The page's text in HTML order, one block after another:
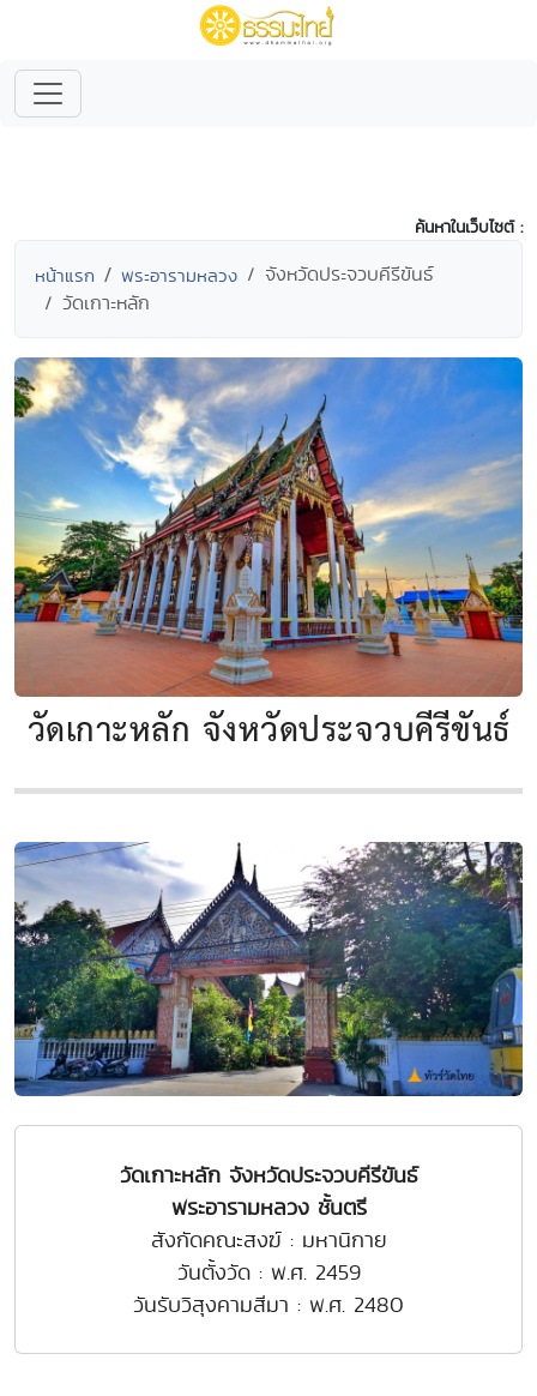
ค้นหาในเว็บไซต์ :
หน้าแรก พระอารามหลวง
จังหวัดประจวบคีรีขันธ์
วัดเกาะหลัก
วัดเกาะหลัก จังหวัดประจวบคีรีขันธ์
วัดเกาะหลัก จังหวัดประจวบคีรีขันธ์
พระอารามหลวง ชั้นตรี
สังกัดคณะสงฆ์ : มหานิกาย
วันตั้งวัด : พ.ศ. 2459
วันรับวิสุงคามสีมา : พ.ศ. 2480